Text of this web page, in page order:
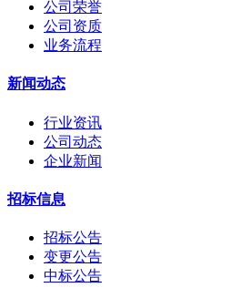
公司荣誉
公司资质
业务流程
新闻动态
行业资讯
公司动态
企业新闻
招标信息
招标公告
变更公告
中标公告